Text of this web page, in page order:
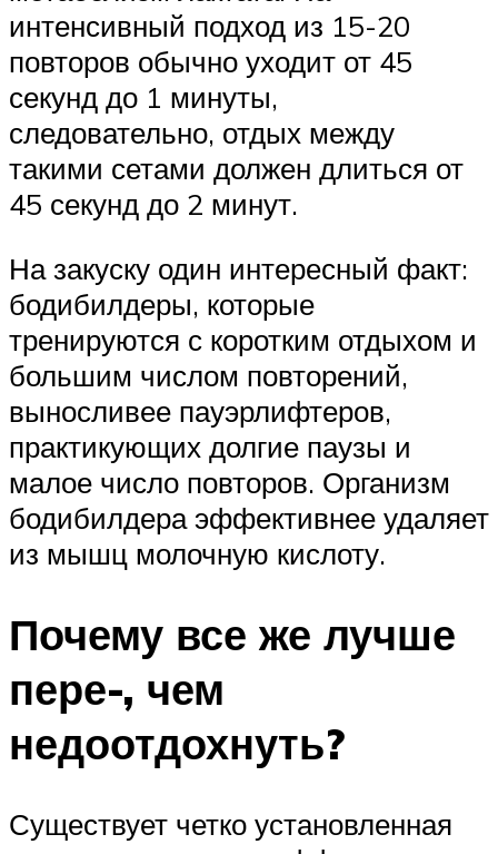
интенсивный подход из 15-20
повторов обычно уходит от 45
секунд до 1 минуты,
следовательно, отдых между
такими сетами должен длиться от
45 секунд до 2 минут.
На закуску один интересный факт:
бодибилдеры, которые
тренируются с коротким отдыхом и
большим числом повторений,
выносливее пауэрлифтеров,
практикующих долгие паузы и
малое число повторов. Организм
бодибилдера эффективнее удаляет
из мышц молочную кислоту.
Почему все же лучше
пере-, чем
недоотдохнуть?
Существует четко установленная